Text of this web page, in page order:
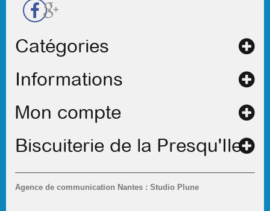
Catégories
Informations
Agence de communication Nantes : Studio Plune
Mon compte
Biscuiterie de la Presqu'Ile